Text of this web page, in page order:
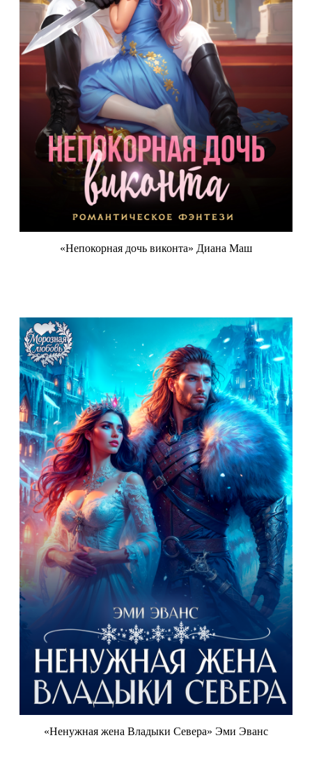
«Непокорная дочь виконта» Диана Маш
«Ненужная жена Владыки Севера» Эми Эванс